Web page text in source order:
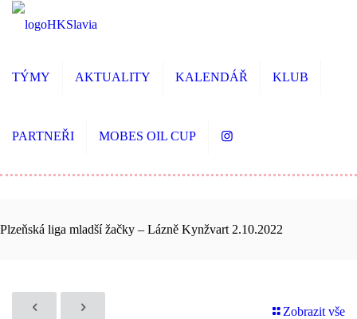
TÝMY AKTUALITY KALENDÁŘ KLUB
PARTNEŘI MOBES OIL CUP
Plzeňská liga mladší žačky – Lázně Kynžvart 2.10.2022
Zobrazit vše